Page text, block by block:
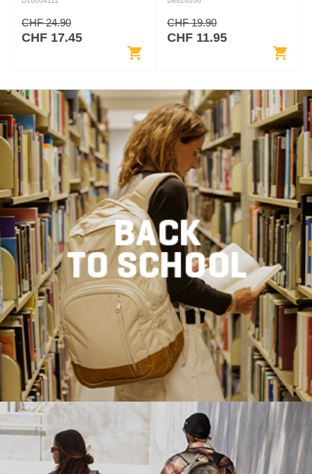
faire face à des pièces de…
CHF 24.90
CHF 17.45
shopping_cart
ton premier portefeuille, ton…
CHF 19.90
CHF 11.95
shopping_cart